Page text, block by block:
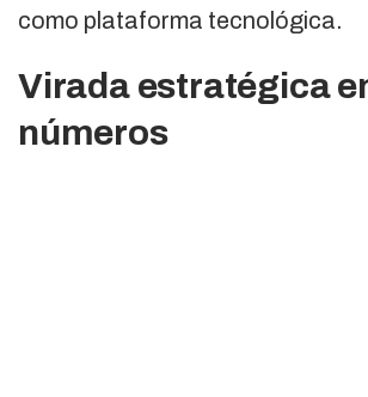
como plataforma tecnológica.
Virada estratégica
números